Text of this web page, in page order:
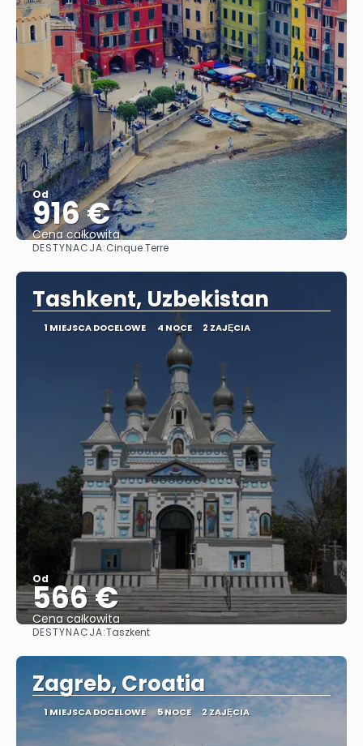
Od
916 €
Cena całkowita
Zobacz
DESTYNACJA:Cinque Terre
Tashkent, Uzbekistan
1 MIEJSCA DOCELOWE 4 NOCE 2 ZAJĘCIA
Od
566 €
Cena całkowita
DESTYNACJA:Taszkent
Zagreb, Croatia
1 MIEJSCA DOCELOWE 5 NOCE 2 ZAJĘCIA